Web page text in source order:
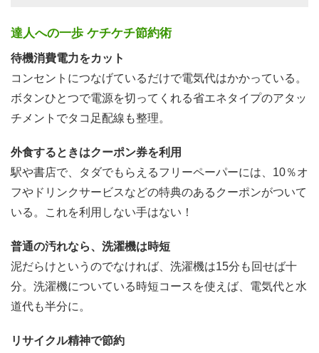
達人への一歩 ケチケチ節約術
待機消費電力をカット
コンセントにつなげているだけで電気代はかかっている。
ボタンひとつで電源を切ってくれる省エネタイプのアタッ
チメントでタコ足配線も整理。
外食するときはクーポン券を利用
駅や書店で、タダでもらえるフリーペーパーには、10％オ
フやドリンクサービスなどの特典のあるクーポンがついて
いる。これを利用しない手はない！
普通の汚れなら、洗濯機は時短
泥だらけというのでなければ、洗濯機は15分も回せば十
分。洗濯機についている時短コースを使えば、電気代と水
道代も半分に。
リサイクル精神で節約